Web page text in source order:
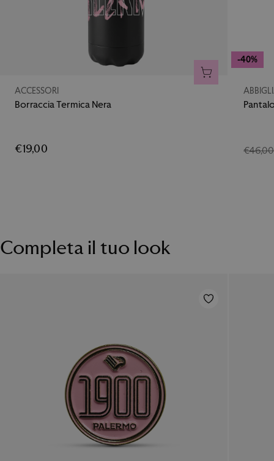
AGGIUNGI AL
ACCESSORI
Borraccia Termica Nera
€19,00
-40%
€46,00
Completa il tuo look